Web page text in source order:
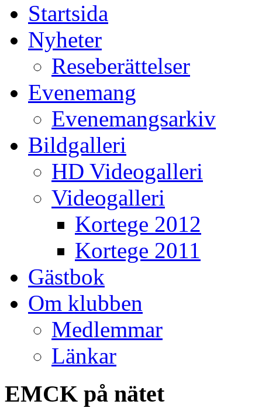
Startsida
Nyheter
Reseberättelser
Evenemang
Evenemangsarkiv
Bildgalleri
HD Videogalleri
Videogalleri
Kortege 2012
Kortege 2011
Gästbok
Om klubben
Medlemmar
Länkar
EMCK på nätet